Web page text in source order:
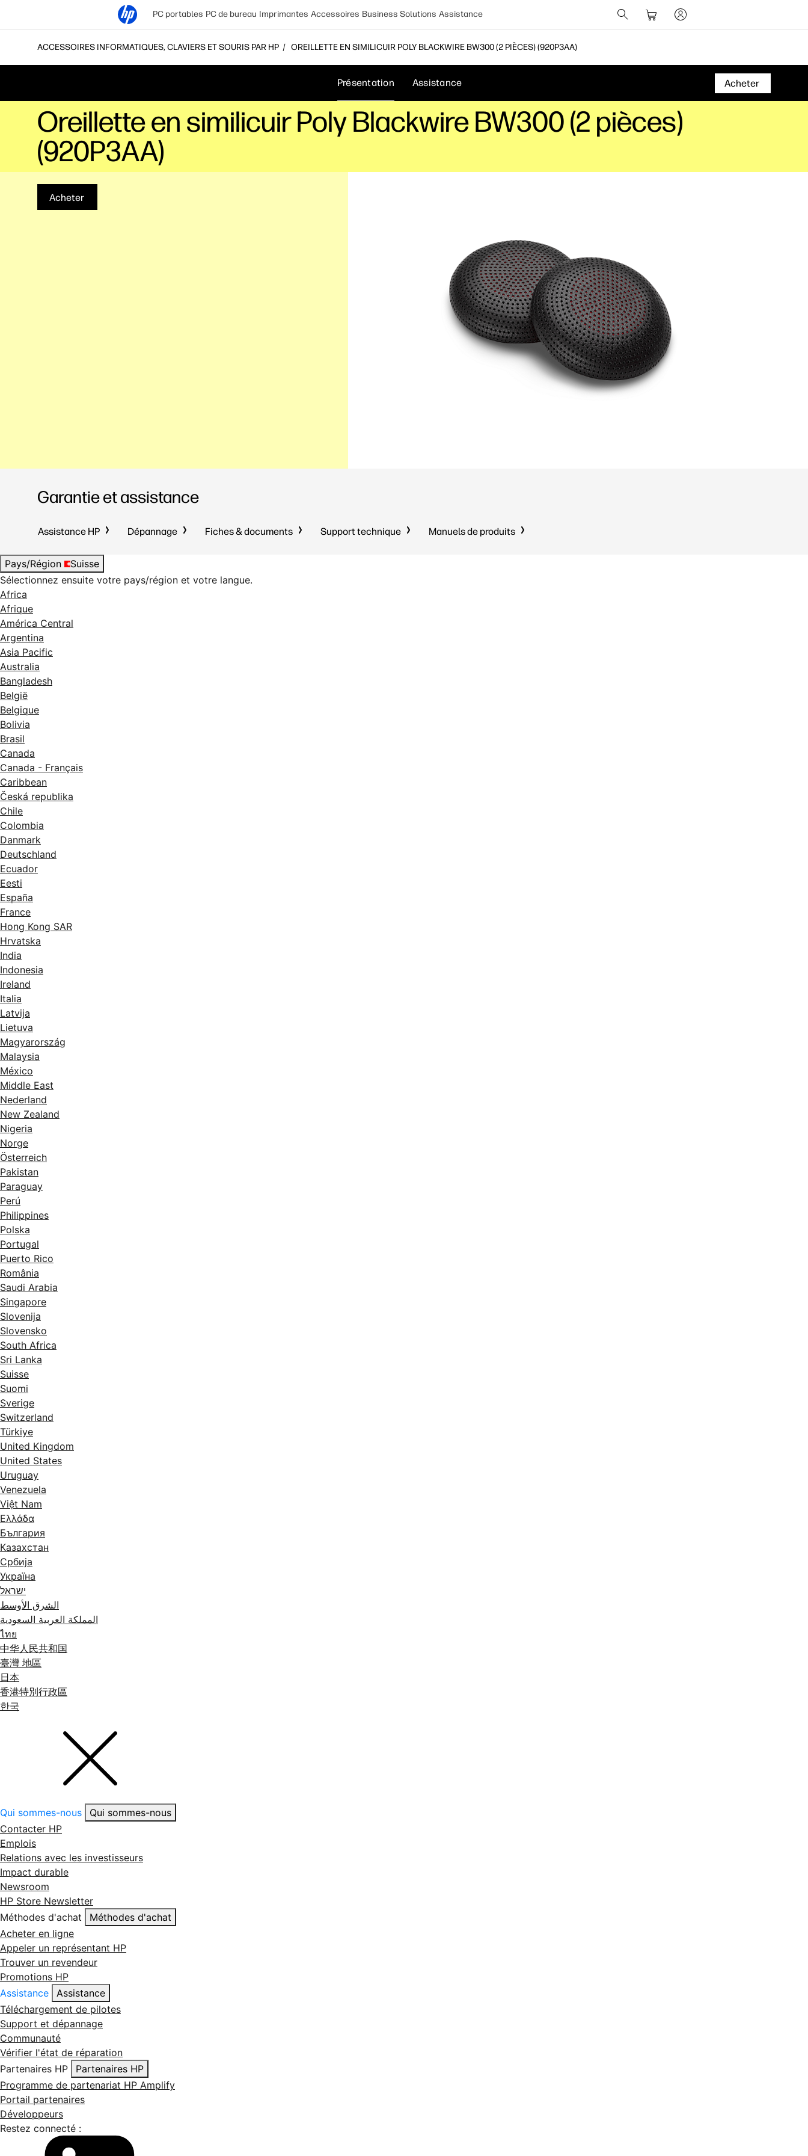
PC portables PC de bureau Imprimantes Accessoires Business Solutions Assistance
ACCESSOIRES INFORMATIQUES, CLAVIERS ET SOURIS PAR HP OREILLETTE EN SIMILICUIR POLY BLACKWIRE BW300 (2 PIÈCES) (920P3AA)
Présentation Assistance Acheter
Oreillette en similicuir Poly Blackwire BW300 (2 pièces)
(920P3AA)
Acheter
Garantie et assistance
Assistance HP Dépannage Fiches & documents Support technique Manuels de produits
Pays/Région
Suisse
Sélectionnez ensuite votre pays/région et votre langue.
Africa
Afrique
América Central
Argentina
Asia Pacific
Australia
Bangladesh
België
Belgique
Bolivia
Brasil
Canada
Canada - Français
Caribbean
Česká republika
Chile
Colombia
Danmark
Deutschland
Ecuador
Eesti
España
France
Hong Kong SAR
Hrvatska
India
Indonesia
Ireland
Italia
Latvija
Lietuva
Magyarország
Malaysia
México
Middle East
Nederland
New Zealand
Nigeria
Norge
Österreich
Pakistan
Paraguay
Perú
Philippines
Polska
Portugal
Puerto Rico
România
Saudi Arabia
Singapore
Slovenija
Slovensko
South Africa
Sri Lanka
Suisse
Suomi
Sverige
Switzerland
Türkiye
United Kingdom
United States
Uruguay
Venezuela
Việt Nam
Ελλάδα
България
Казахстан
Србија
Україна
ישראל
الشرق الأوسط
المملكة العربية السعودية
ไทย
中华人民共和国
臺灣 地區
日本
香港特別行政區
한국
Qui sommes-nous
Qui sommes-nous
Contacter HP
Emplois
Relations avec les investisseurs
Impact durable
Newsroom
HP Store Newsletter
Méthodes d'achat
Méthodes d'achat
Acheter en ligne
Appeler un représentant HP
Trouver un revendeur
Promotions HP
Assistance
Assistance
Téléchargement de pilotes
Support et dépannage
Communauté
Vérifier l'état de réparation
Partenaires HP
Partenaires HP
Programme de partenariat HP Amplify
Portail partenaires
Développeurs
Restez connecté :